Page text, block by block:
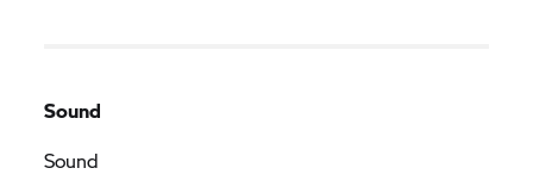
Sound
Sound